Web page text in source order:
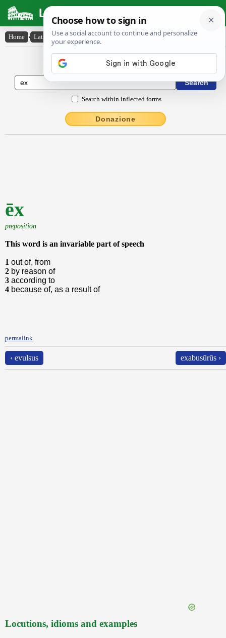
Latin Dictionary
Home › Latin-English › ēx
Latin to English Dictionary
Search within inflected forms
Donazione
ēx
preposition
This word is an invariable part of speech
1 out of, from
2 by reason of
3 according to
4 because of, as a result of
permalink
‹ evulsus exabusūrūs ›
Locutions, idioms and examples